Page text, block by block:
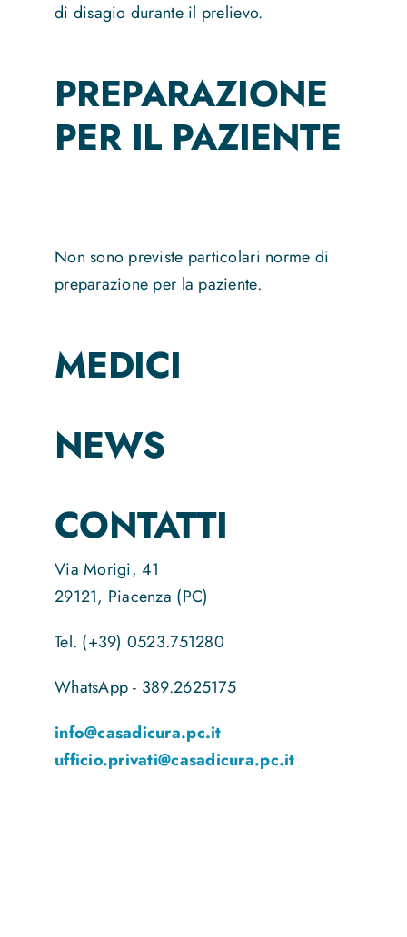
di disagio durante il prelievo.
PREPARAZIONE
PER IL PAZIENTE
Non sono previste particolari norme di
preparazione per la paziente.
MEDICI
NEWS
CONTATTI
Via Morigi, 41
29121, Piacenza (PC)
Tel. (+39) 0523.751280
WhatsApp - 389.2625175
info@casadicura.pc.it
ufficio.privati@casadicura.pc.it